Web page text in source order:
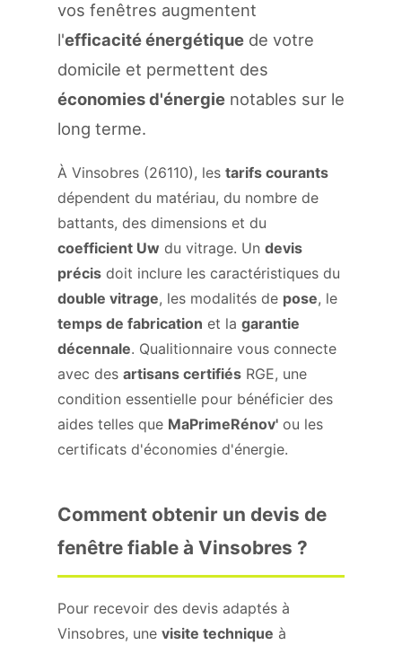
vos fenêtres augmentent
l'efficacité énergétique de votre
domicile et permettent des
économies d'énergie notables sur le
long terme.
À Vinsobres (26110), les tarifs courants
dépendent du matériau, du nombre de
battants, des dimensions et du
coefficient Uw du vitrage. Un devis
précis doit inclure les caractéristiques du
double vitrage, les modalités de pose, le
temps de fabrication et la garantie
décennale. Qualitionnaire vous connecte
avec des artisans certifiés RGE, une
condition essentielle pour bénéficier des
aides telles que MaPrimeRénov' ou les
certificats d'économies d'énergie.
Comment obtenir un devis de
fenêtre fiable à Vinsobres ?
Pour recevoir des devis adaptés à
Vinsobres, une visite technique à